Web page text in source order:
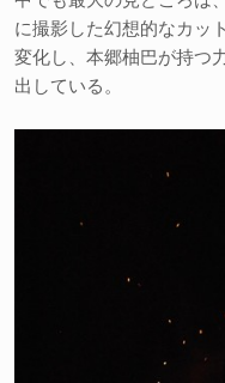
に撮影した幻想的なカッ
変化し、本郷柚巴が持つ
出している。